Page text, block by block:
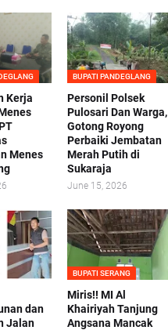
Kerja
Menes
BUPATI PANDEGLANG
Personil Polsek
Pulosari Dan Warga,
Gotong Royong
Perbaiki Jembatan
Merah Putih di
Sukaraja
June 15, 2026
dan
Jalan
BUPATI SERANG
Miris!! MI Al
Khairiyah Tanjung
Angsana Mancak